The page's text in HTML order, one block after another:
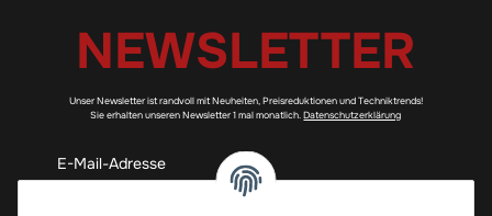
NEWSLETTER
Unser Newsletter ist randvoll mit Neuheiten, Preisreduktionen und Techniktrends!
Sie erhalten unseren Newsletter 1 mal monatlich.Datenschutzerklärung